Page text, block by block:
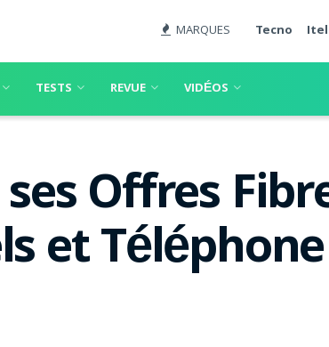
MARQUES Tecno Itel
TESTS REVUE VIDÉOS
Offres
et